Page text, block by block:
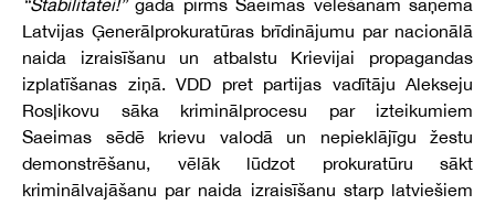
“Stabilitātei!”gadā pirms Saeimas vēlēšanām saņēma
Latvijas Ģenerālprokuratūras brīdinājumu par nacionālā
naida izraisīšanu un atbalstu Krievijai propagandas
izplatīšanas ziņā. VDD pret partijas vadītāju Alekseju
Rosļikovu sāka kriminālprocesu par izteikumiem
Saeimas sēdē krievu valodā un nepieklājīgu žestu
demonstrēšanu, vēlāk lūdzot prokuratūru sākt
kriminālvajāšanu par naida izraisīšanu starp latviešiem